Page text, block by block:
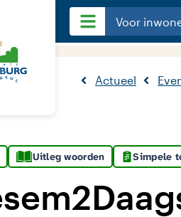
Voor
Actueel
Uitleg woorden Simpele